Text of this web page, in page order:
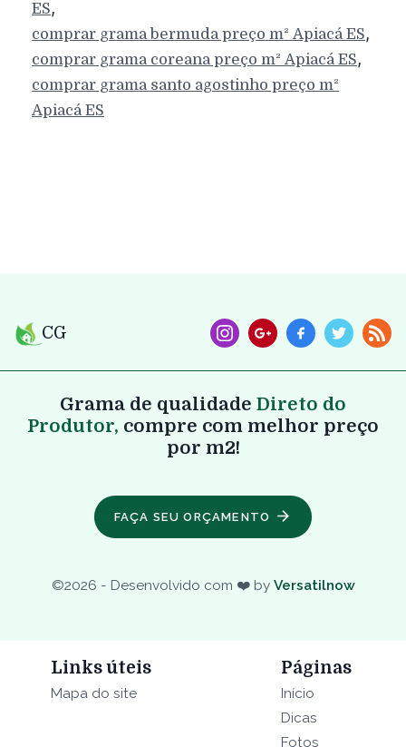
ES,
comprar grama bermuda preço m² Apiacá ES,
comprar grama coreana preço m² Apiacá ES,
comprar grama santo agostinho preço m²
Apiacá ES
CG
Grama de qualidade Direto do
Produtor, compre com melhor preço
por m2!
FAÇA SEU ORÇAMENTO
©2026 - Desenvolvido com ❤️ by Versatilnow
Links úteis
Mapa do site
Páginas
Início
Dicas
Fotos